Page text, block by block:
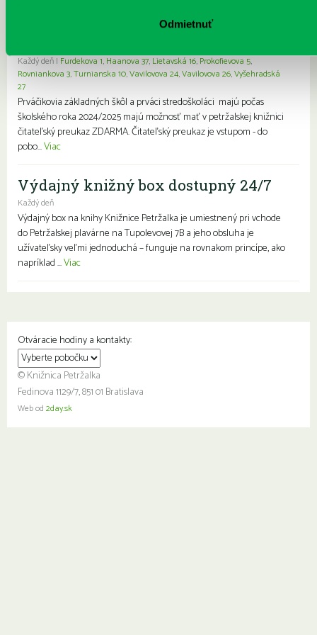
Odmietnuť
knižnice- zápis prváčikov a prvákov
Každý deň | Furdekova 1, Haanova 37, Lietavská 16, Prokofievova 5,
Rovniankova 3,Turnianska 10,Vavilovova 24,Vavilovova 26,Vyšehradská
27
Prváčikovia základných škôl a prváci stredoškoláci majú počas
školského roka 2024/2025 majú možnosť mať v petržalskej knižnici
čitateľský preukaz ZDARMA. Čitateľský preukaz je vstupom - do
pobo...Viac
Výdajný knižný box dostupný 24/7
Každý deň
Výdajný box na knihy Knižnice Petržalka je umiestnený pri vchode
do Petržalskej plavárne na Tupolevovej 7B a jeho obsluha je
užívateľsky veľmi jednoduchá – funguje na rovnakom princípe, ako
napríklad ...Viac
Otváracie hodiny a kontakty:
© Knižnica Petržalka
Fedinova 1129/7, 851 01 Bratislava
Web od 2day.sk